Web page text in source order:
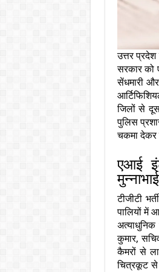
उत्तर प्रदेश
सरकार को
सेंधमारी
जिलों से
पुलिस
चकमा देकर
एआई
मुन्नाभाई
टीजीटी
पालियों में
कुमार,
कैमरों से
चित्रकूट से